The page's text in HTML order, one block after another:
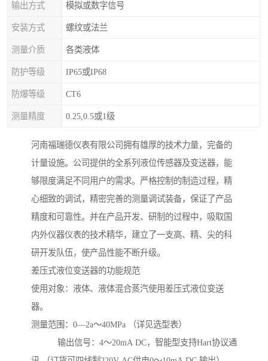
输出方式 模拟或数字信号
安装方式 螺纹或法兰
测量介质 各类液体
防护等级 IP65或IP68
防爆等级 CT6
测量精度 0.25,0.5或1级
河南福瑞德仪表有限公司拥有雄厚的技术力量，完备的
计量设施。公司提供的全系列液位传感器及变送器，能
够限度满足不同用户的需求。严格控制的制造过程，精
心细致的调试，精密完善的测量调试装备，保证了产品
精度和可靠性。并在产品开发、研制的过程中，吸取国
内外仪器仪表的技术精华，建立了一支高、精、尖的科
研开发队伍，使产品性能不断升级。
差压式液位变送器的功能规范
使用对象：液体、液体混合蒸汽使用差压式液位变送
器。
测量范围：0—2a～40MPa （详见选型表）
输出信号：4～20mA DC，智能型支持Hart协议通